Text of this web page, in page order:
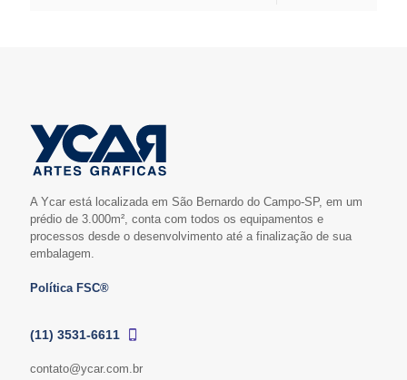
A Ycar está localizada em São Bernardo do Campo-SP, em um
prédio de 3.000m², conta com todos os equipamentos e
processos desde o desenvolvimento até a finalização de sua
embalagem.
Política FSC®
(11) 3531-6611
contato@ycar.com.br